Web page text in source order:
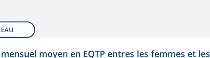
moyen en EQTP entres les femmes et les